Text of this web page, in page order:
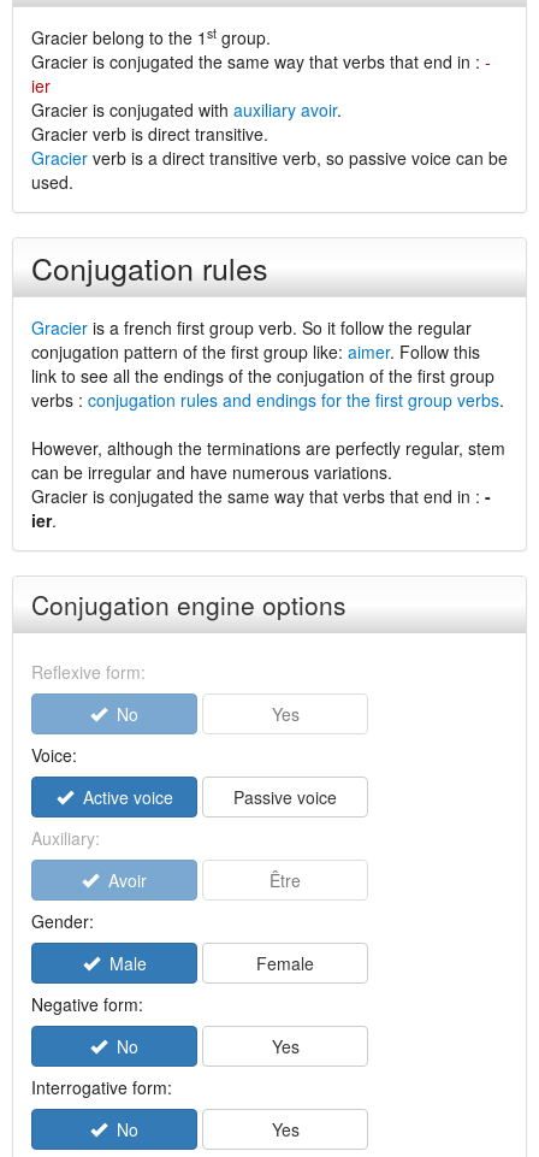
Gracier belong to the 1 st group.
Gracier is conjugated the same way that verbs that end in : -
ier
Gracier is conjugated with auxiliary avoir.
Gracier verb is direct transitive.
Gracier verb is a direct transitive verb, so passive voice can be
used.
Conjugation rules
Gracier is a french first group verb. So it follow the regular
conjugation pattern of the first group like: aimer. Follow this
link to see all the endings of the conjugation of the first group
verbs : conjugation rules and endings for the first group verbs.
However, although the terminations are perfectly regular, stem
can be irregular and have numerous variations.
Gracier is conjugated the same way that verbs that end in : -
ier.
Conjugation engine options
Reflexive form:
No
Yes
Voice:
Active voice
Passive voice
Auxiliary:
Avoir
Être
Gender:
Male
Female
Negative form:
No
Yes
Interrogative form:
No
Yes